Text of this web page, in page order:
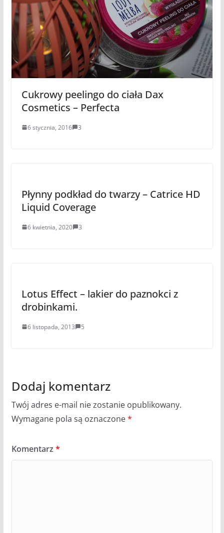
Cukrowy peelingo do ciała Dax
Cosmetics – Perfecta
6 stycznia, 2016 3
Płynny podkład do twarzy – Catrice HD
Liquid Coverage
6 kwietnia, 2020 3
Lotus Effect – lakier do paznokci z
drobinkami.
6 listopada, 2013 5
Dodaj komentarz
Twój adres e-mail nie zostanie opublikowany.
Wymagane pola są oznaczone*
Komentarz *